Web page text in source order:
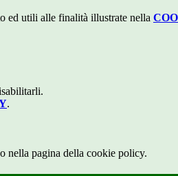
ed utili alle finalità illustrate nella
.
nella pagina della cookie policy.